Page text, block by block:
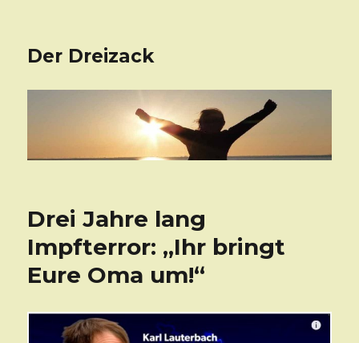
Der Dreizack
Drei Jahre lang
Impfterror: „Ihr bringt
Eure Oma um!“